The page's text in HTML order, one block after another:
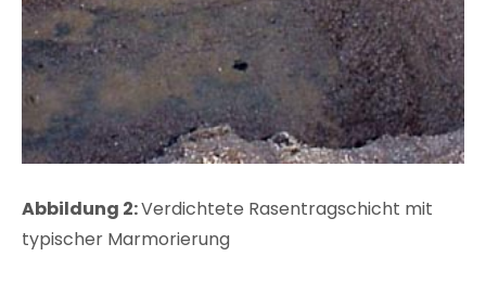
Abbildung 2:Verdichtete Rasentragschicht mit
typischer Marmorierung